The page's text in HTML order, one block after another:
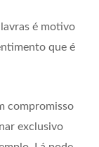
é motivo
que é
compromisso
exclusivo